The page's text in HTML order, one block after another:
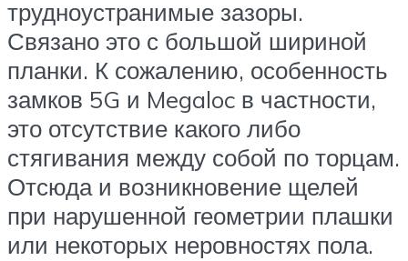
трудноустранимые зазоры.
Связано это с большой шириной
планки. К сожалению, особенность
замков 5G и Megaloc в частности,
это отсутствие какого либо
стягивания между собой по торцам.
Отсюда и возникновение щелей
при нарушенной геометрии плашки
или некоторых неровностях пола.